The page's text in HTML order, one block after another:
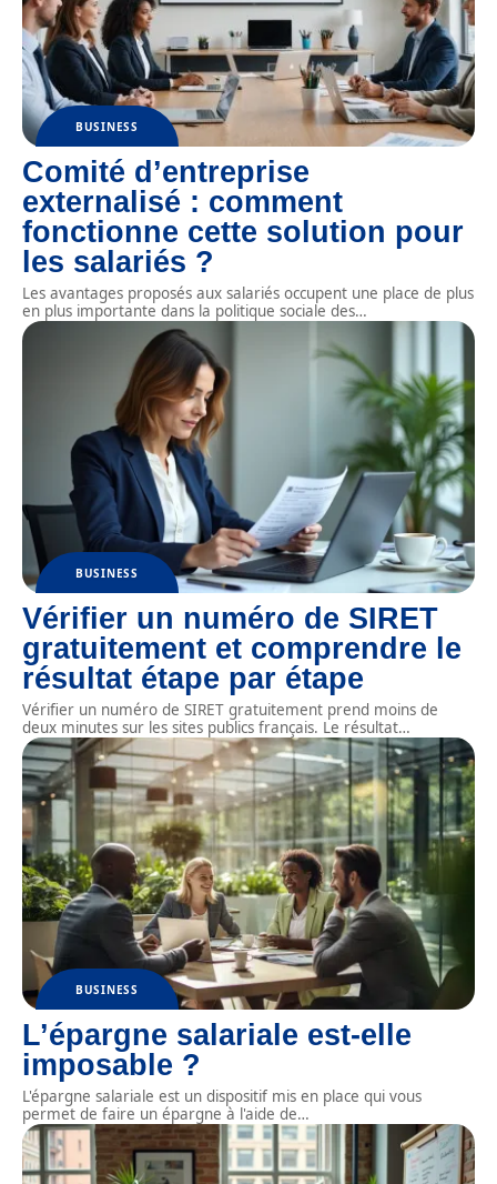
BUSINESS
Comité d’entreprise
externalisé : comment
fonctionne cette solution pour
les salariés ?
Les avantages proposés aux salariés occupent une place de plus
en plus importante dans la politique sociale des…
BUSINESS
Vérifier un numéro de SIRET
gratuitement et comprendre le
résultat étape par étape
Vérifier un numéro de SIRET gratuitement prend moins de
deux minutes sur les sites publics français. Le résultat…
BUSINESS
L’épargne salariale est-elle
imposable ?
L'épargne salariale est un dispositif mis en place qui vous
permet de faire un épargne à l'aide de…